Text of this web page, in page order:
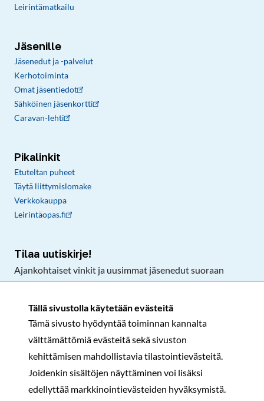
Tällä sivustolla käytetään evästeitä
Tämä sivusto hyödyntää toiminnan kannalta
välttämättömiä evästeitä sekä sivuston
kehittämisen mahdollistavia tilastointievästeitä.
Joidenkin sisältöjen näyttäminen voi lisäksi
edellyttää markkinointievästeiden hyväksymistä.
Leirintämatkailu
Jäsenille
Jäsenedut ja -palvelut
Kerhotoiminta
Omat jäsentiedot
Sähköinen jäsenkortti
Caravan-lehti
Pikalinkit
Etuteltan puheet
Täytä liittymislomake
Verkkokauppa
Leirintäopas.fi
Tilaa uutiskirje!
Ajankohtaiset vinkit ja uusimmat jäsenedut suoraan
Rekisteri- ja tietosuojaselosteSopimusehdot